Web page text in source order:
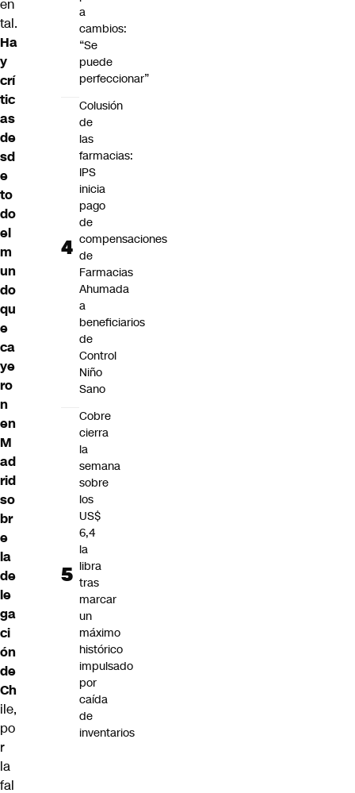
en
tal.
Ha
y
crí
tic
as
de
sd
e
to
do
el
m
un
do
qu
e
ca
ye
ro
n
en
M
ad
rid
so
br
e
la
de
le
ga
ci
ón
de
Ch
ile,
po
r
la
fal
a
cambios:
“Se
puede
perfeccionar”
Colusión
de
las
farmacias:
IPS
inicia
pago
de
compensaciones
de
Farmacias
Ahumada
a
beneficiarios
de
Control
Niño
Sano
Cobre
cierra
la
semana
sobre
los
US$
6,4
la
libra
tras
marcar
un
máximo
histórico
impulsado
por
caída
de
inventarios